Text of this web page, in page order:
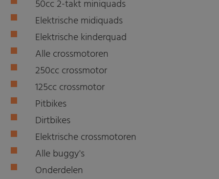
50cc 2-takt miniquads
Elektrische midiquads
Elektrische kinderquad
Alle crossmotoren
250cc crossmotor
125cc crossmotor
Pitbikes
Dirtbikes
Elektrische crossmotoren
Alle buggy's
Onderdelen